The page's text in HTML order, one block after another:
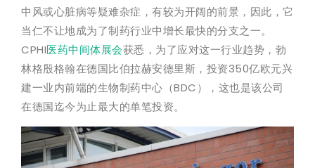
中风或心脏病等疑难杂症，有较为开阔的前景，因此，它
当仁不让地成为了制药行业中增长最快的分支之一。
CPHI医药中间体展会获悉，为了应对这一行业趋势，勃
林格殷格翰在德国比伯拉赫安德里斯，投资350亿欧元兴
建一业内前端的生物制药中心（BDC），这也是该公司
在德国迄今为止最大的单笔投资。